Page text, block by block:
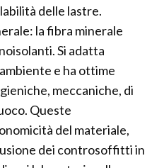
delle lastre.
la fibra minerale
Si adatta
e ha ottime
meccaniche, di
Queste
del materiale,
dei controsoffitti in